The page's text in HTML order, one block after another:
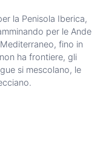
la Penisola Iberica,
per le Ande
fino in
ha frontiere, gli
si mescolano, le